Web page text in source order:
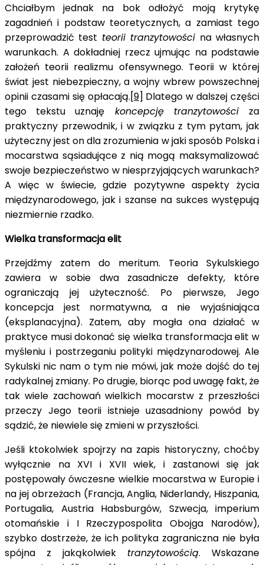
Chciałbym jednak na bok odłożyć moją krytykę
zagadnień i podstaw teoretycznych, a zamiast tego
przeprowadzić test teorii tranzytowości na własnych
warunkach. A dokładniej rzecz ujmując na podstawie
założeń teorii realizmu ofensywnego. Teorii w której
świat jest niebezpieczny, a wojny wbrew powszechnej
opinii czasami się opłacają.[9] Dlatego w dalszej części
tego tekstu uznaję koncepcję tranzytowości za
praktyczny przewodnik, i w związku z tym pytam, jak
użyteczny jest on dla zrozumienia w jaki sposób Polska i
mocarstwa sąsiadujące z nią mogą maksymalizować
swoje bezpieczeństwo w niesprzyjających warunkach?
A więc w świecie, gdzie pozytywne aspekty życia
międzynarodowego, jak i szanse na sukces występują
niezmiernie rzadko.
Wielka transformacja elit
Przejdźmy zatem do meritum. Teoria Sykulskiego
zawiera w sobie dwa zasadnicze defekty, które
ograniczają jej użyteczność. Po pierwsze, Jego
koncepcja jest normatywna, a nie wyjaśniająca
(eksplanacyjna). Zatem, aby mogła ona działać w
praktyce musi dokonać się wielka transformacja elit w
myśleniu i postrzeganiu polityki międzynarodowej. Ale
Sykulski nic nam o tym nie mówi, jak może dojść do tej
radykalnej zmiany. Po drugie, biorąc pod uwagę fakt, że
tak wiele zachowań wielkich mocarstw z przeszłości
przeczy Jego teorii istnieje uzasadniony powód by
sądzić, że niewiele się zmieni w przyszłości.
Jeśli ktokolwiek spojrzy na zapis historyczny, choćby
wyłącznie na XVI i XVII wiek, i zastanowi się jak
postępowały ówczesne wielkie mocarstwa w Europie i
na jej obrzeżach (Francja, Anglia, Niderlandy, Hiszpania,
Portugalia, Austria Habsburgów, Szwecja, imperium
otomańskie i I Rzeczypospolita Obojga Narodów),
szybko dostrzeże, że ich polityka zagraniczna nie była
spójna z jakąkolwiek tranzytowością. Wskazane